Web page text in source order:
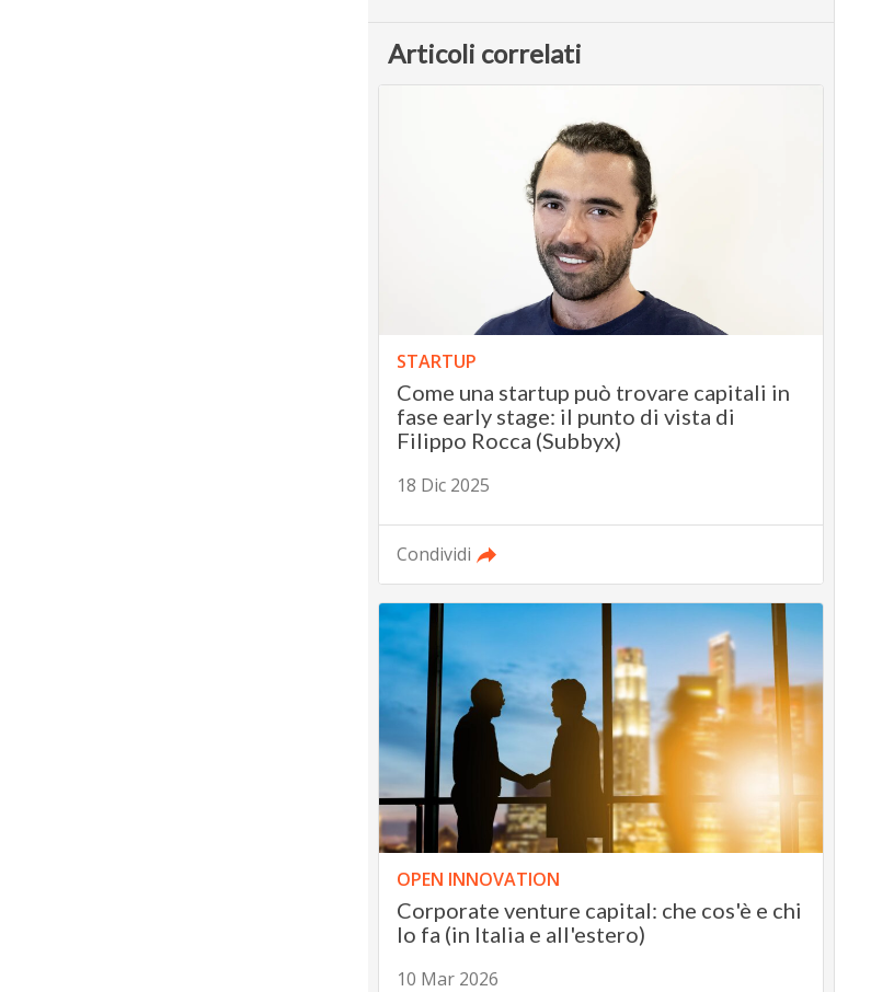
Articoli correlati
STARTUP
Come una startup può trovare capitali in
fase early stage: il punto di vista di
Filippo Rocca (Subbyx)
18 Dic 2025
Condividi
OPEN INNOVATION
Corporate venture capital: che cos'è e chi
lo fa (in Italia e all'estero)
10 Mar 2026